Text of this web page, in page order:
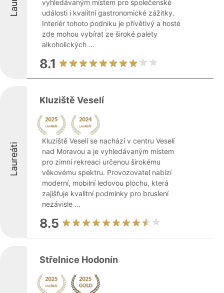
vyhledávaným místem pro společenské
události i kvalitní gastronomické zážitky.
Interiér tohoto podniku je přívětivý a hosté
zde mohou vybírat ze široké palety
alkoholických ...
8.1
Laureáti
Kluziště Veselí
Kluziště Veselí se nachází v centru Veselí
nad Moravou a je vyhledávaným místem
pro zimní rekreaci určenou širokému
věkovému spektru. Provozovatel nabízí
moderní, mobilní ledovou plochu, která
zajišťuje kvalitní podmínky pro bruslení
nezávisle ...
8.5
Střelnice Hodonín